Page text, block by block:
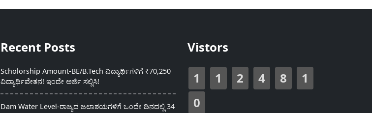
Recent Posts
Scholorship Amount-BE/B.Tech ವಿದ್ಯಾರ್ಥಿಗಳಿಗೆ ₹70,250
ವಿದ್ಯಾರ್ಥಿವೇತನ! ಇಂದೇ ಅರ್ಜಿ ಸಲ್ಲಿಸಿ!
Dam Water Level-ರಾಜ್ಯದ ಜಲಾಶಯಗಳಿಗೆ ಒಂದೇ ದಿನದಲ್ಲಿ 34
Vistors
1
1 2 4 8
1
0